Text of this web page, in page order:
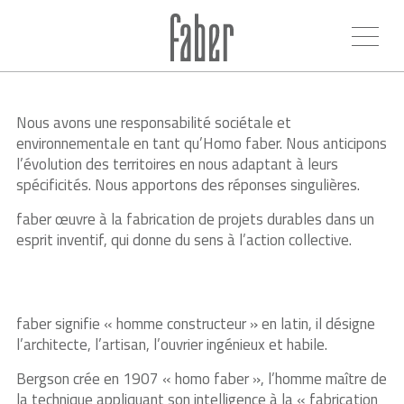
Nous avons une responsabilité sociétale et
environnementale en tant qu’Homo faber. Nous anticipons
l’évolution des territoires en nous adaptant à leurs
spécificités. Nous apportons des réponses singulières.
faber œuvre à la fabrication de projets durables dans un
esprit inventif, qui donne du sens à l’action collective.
faber signifie « homme constructeur » en latin, il désigne
l’architecte, l’artisan, l’ouvrier ingénieux et habile.
Bergson crée en 1907 « homo faber », l’homme maître de